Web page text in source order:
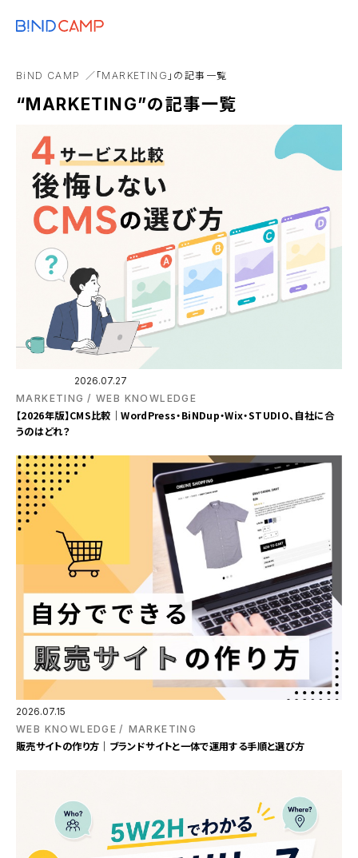
Webアプリ
Web制作事業者
BiND CAMP 「MARKETING」の記事一覧
“MARKETING”の記事一覧
2026.07.27
MARKETING
WEB KNOWLEDGE
【2026年版】CMS比較｜WordPress・BiNDup・Wix・STUDIO、自社に合
うのはどれ？
2026.07.15
WEB KNOWLEDGE
MARKETING
販売サイトの作り方｜ブランドサイトと一体で運用する手順と選び方